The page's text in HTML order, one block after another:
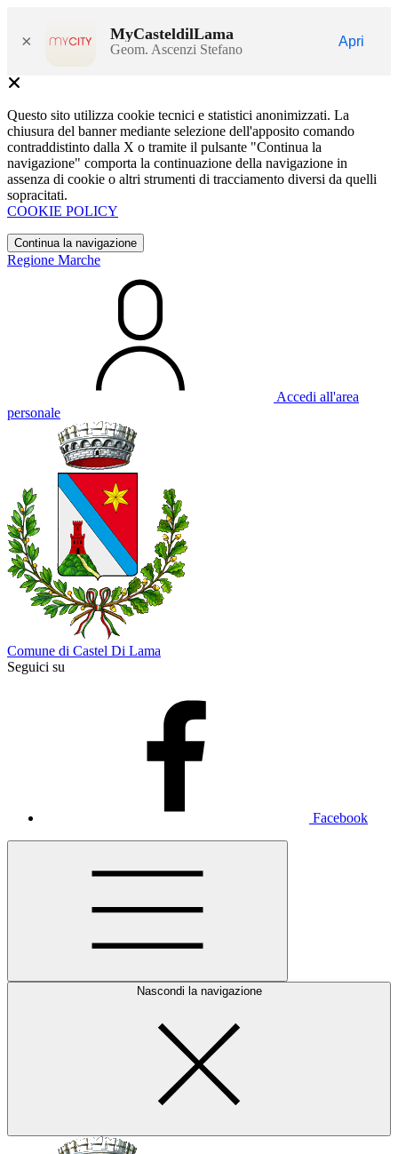
× MyCasteldilLama
Geom. Ascenzi Stefano
Apri
Questo sito utilizza cookie tecnici e statistici anonimizzati. La
chiusura del banner mediante selezione dell'apposito comando
contraddistinto dalla X o tramite il pulsante "Continua la
navigazione" comporta la continuazione della navigazione in
assenza di cookie o altri strumenti di tracciamento diversi da quelli
sopracitati.
COOKIE POLICY
Continua la navigazione
Regione Marche
Accedi all'area
personale
Comune di Castel Di Lama
Seguici su
Facebook
Nascondi la navigazione